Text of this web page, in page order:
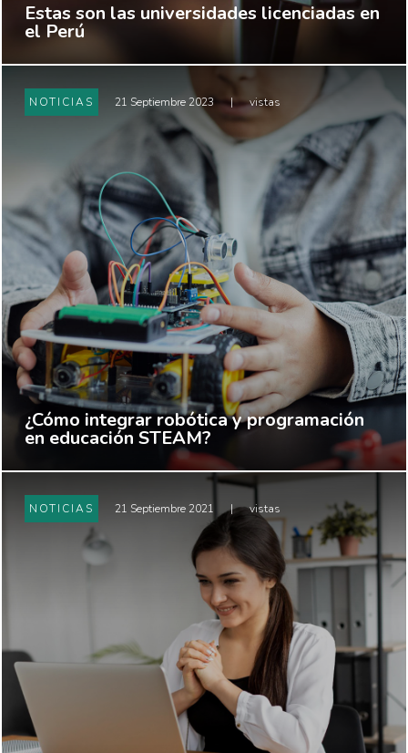
Estas son las universidades licenciadas en
el Perú
NOTICIAS 21 Septiembre 2023 | vistas
¿Cómo integrar robótica y programación
en educación STEAM?
NOTICIAS 21 Septiembre 2021 | vistas